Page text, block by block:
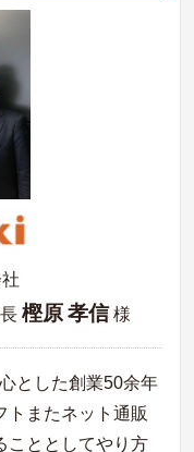
樫原 孝信様
とした創業50余年
トまたネット通販
こととしてやり方